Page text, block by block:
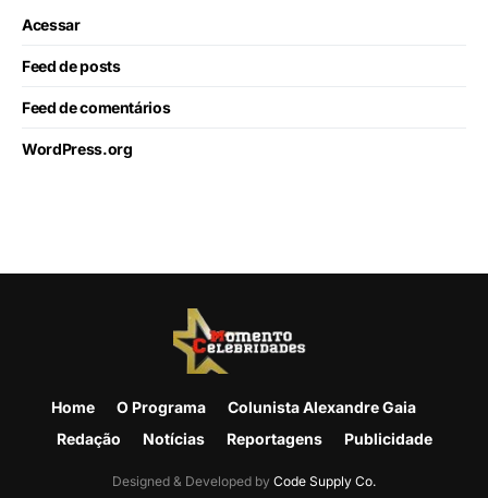
Acessar
Feed de posts
Feed de comentários
WordPress.org
Home O Programa
Colunista Alexandre Gaia
Redação
Notícias Reportagens Publicidade
Designed & Developed by Code Supply Co.